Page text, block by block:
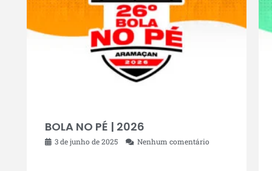
BOLA NO PÉ | 2026
3 de junho de 2025 Nenhum comentário